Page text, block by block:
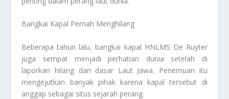
Bangkai Kapal Pernah Menghilang
Beberapa tahun lalu, bangkai kapal HNLMS De Ruyter
juga sempat menjadi perhatian dunia setelah di
laporkan hilang dari dasar Laut Jawa. Penemuan itu
mengejutkan banyak pihak karena kapal tersebut di
anggap sebagai situs sejarah perang.